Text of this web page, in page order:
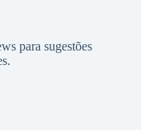
para sugestões